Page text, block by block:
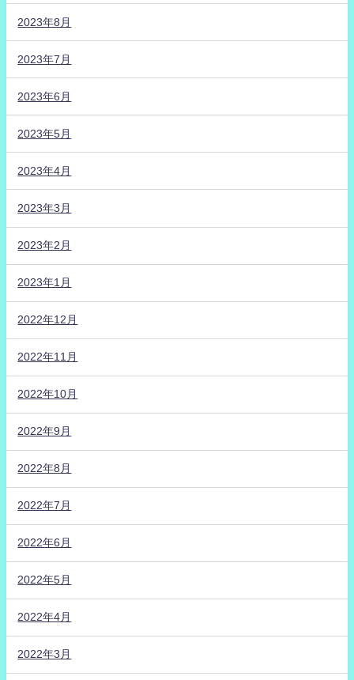
2023年8月
2023年7月
2023年6月
2023年5月
2023年4月
2023年3月
2023年2月
2023年1月
2022年12月
2022年11月
2022年10月
2022年9月
2022年8月
2022年7月
2022年6月
2022年5月
2022年4月
2022年3月